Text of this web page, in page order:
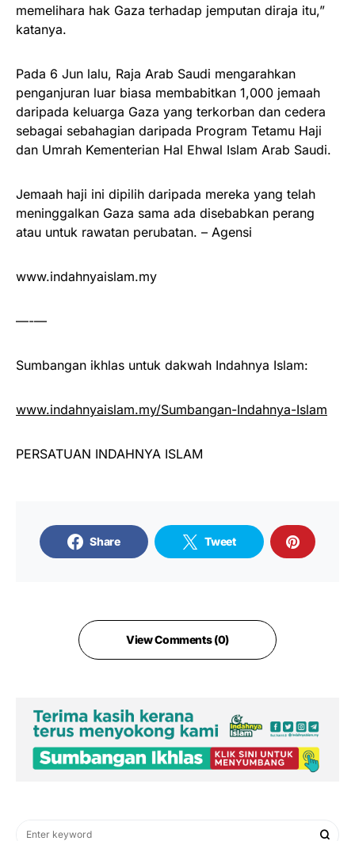
memelihara hak Gaza terhadap jemputan diraja itu,”
katanya.
Pada 6 Jun lalu, Raja Arab Saudi mengarahkan
penganjuran luar biasa membabitkan 1,000 jemaah
daripada keluarga Gaza yang terkorban dan cedera
sebagai sebahagian daripada Program Tetamu Haji
dan Umrah Kementerian Hal Ehwal Islam Arab Saudi.
Jemaah haji ini dipilih daripada mereka yang telah
meninggalkan Gaza sama ada disebabkan perang
atau untuk rawatan perubatan. – Agensi
www.indahnyaislam.my
—-—
Sumbangan ikhlas untuk dakwah Indahnya Islam:
www.indahnyaislam.my/Sumbangan-Indahnya-Islam
PERSATUAN INDAHNYA ISLAM
Share Tweet
View Comments (0)